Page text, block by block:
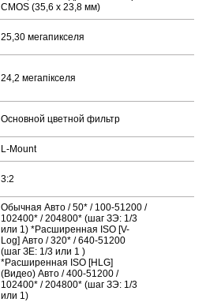
CMOS (35,6 x 23,8 мм)
25,30 мегапикселя
24,2 мегапікселя
Основной цветной фильтр
L-Mount
3:2
Обычная Авто / 50* / 100-51200 /
102400* / 204800* (шаг ЗЭ: 1/3
или 1) *Расширенная ISO [V-
Log] Авто / 320* / 640-51200
(шаг ЗЕ: 1/3 или 1 )
*Расширенная ISO [HLG]
(Видео) Авто / 400-51200 /
102400* / 204800* (шаг ЗЭ: 1/3
или 1)